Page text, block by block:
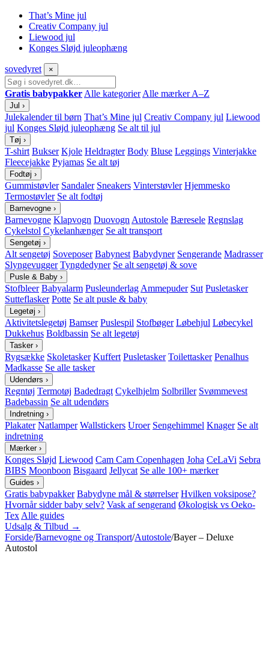
That’s Mine jul
Creativ Company jul
Liewood jul
Konges Sløjd juleophæng
sovedyret ×
Gratis babypakker Alle kategorier Alle mærker A–Z
Jul ›
Julekalender til børn That’s Mine jul Creativ Company jul Liewood
jul Konges Sløjd juleophæng Se alt til jul
Tøj ›
T-shirt Bukser Kjole Heldragter Body Bluse Leggings Vinterjakke
Fleecejakke Pyjamas Se alt tøj
Fodtøj ›
Gummistøvler Sandaler Sneakers Vinterstøvler Hjemmesko
Termostøvler Se alt fodtøj
Barnevogne ›
Barnevogne Klapvogn Duovogn Autostole Bæresele Regnslag
Cykelstol Cykelanhænger Se alt transport
Sengetøj ›
Alt sengetøj Soveposer Babynest Babydyner Sengerande Madrasser
Slyngevugger Tyngdedyner Se alt sengetøj & sove
Pusle & Baby ›
Stofbleer Babyalarm Pusleunderlag Ammepuder Sut Pusletasker
Sutteflasker Potte Se alt pusle & baby
Legetøj ›
Aktivitetslegetøj Bamser Puslespil Stofbøger Løbehjul Løbecykel
Dukkehus Boldbassin Se alt legetøj
Tasker ›
Rygsække Skoletasker Kuffert Pusletasker Toilettasker Penalhus
Madkasse Se alle tasker
Udendørs ›
Regntøj Termotøj Badedragt Cykelhjelm Solbriller Svømmevest
Badebassin Se alt udendørs
Indretning ›
Plakater Natlamper Wallstickers Uroer Sengehimmel Knager Se alt
indretning
Mærker ›
Konges Sløjd Liewood Cam Cam Copenhagen Joha CeLaVi Sebra
BIBS Moonboon Bisgaard Jellycat Se alle 100+ mærker
Guides ›
Gratis babypakker Babydyne mål & størrelser Hvilken voksipose?
Hvornår sidder baby selv? Vask af sengerand Økologisk vs Oeko-
Tex Alle guides
Udsalg & Tilbud →
Forside/Barnevogne og Transport/Autostole/Bayer – Deluxe
Autostol